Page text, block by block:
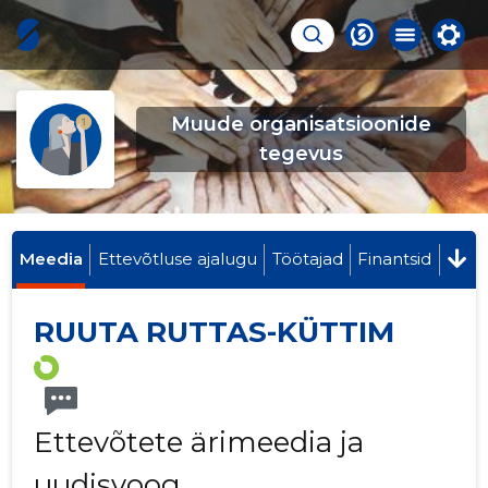
Muude organisatsioonide
tegevus
Meedia Ettevõtluse ajalugu Töötajad Finantsid
RUUTA RUTTAS-KÜTTIM
Ettevõtete ärimeedia ja